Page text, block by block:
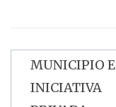
Navegación
de
MUNICIPIO E
INICIATIVA